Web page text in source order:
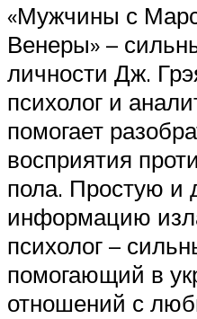
«Мужчины с
Венеры» –
личности Дж.
психолог и
помогает
восприятия
пола. Простую и
информацию
психолог –
помогающий в
отношений с